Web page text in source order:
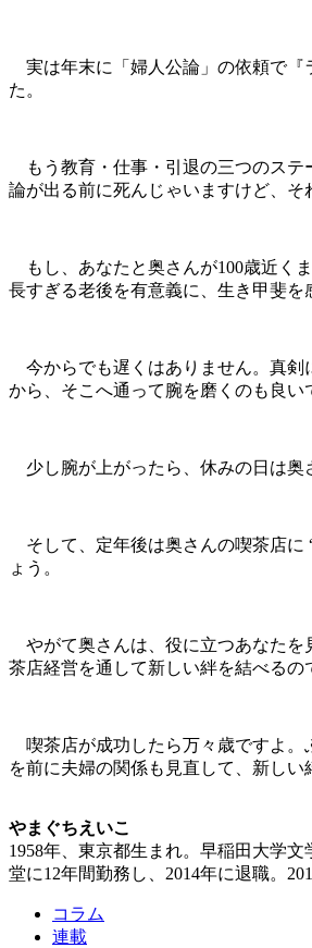
実は年末に「婦人公論」の依頼で『
た。
もう教育・仕事・引退の三つのステ
論が出る前に死んじゃいますけど、
もし、あなたと奥さんが100歳近く
長すぎる老後を有意義に、生き甲斐
今からでも遅くはありません。真剣
から、そこへ通って腕を磨くのも良い
少し腕が上がったら、休みの日は奥
そして、定年後は奥さんの喫茶店に
ょう。
やがて奥さんは、役に立つあなたを
茶店経営を通して新しい絆を結べるの
喫茶店が成功したら万々歳ですよ。
を前に夫婦の関係も見直して、新しい
やまぐちえいこ
1958年、東京都生まれ。早稲田大学
堂に12年間勤務し、2014年に退職。
コラム
連載